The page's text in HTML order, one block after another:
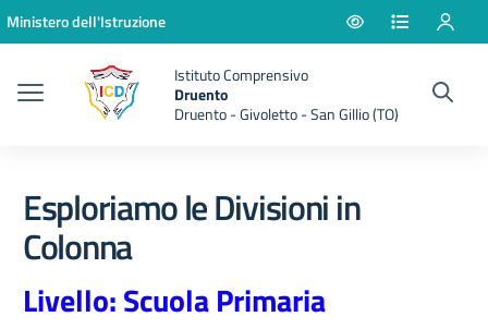
Vai ai contenuti
Vai al menu di navigazione
Vai al footer
Ministero dell'Istruzione
Istituto Comprensivo
Druento
Druento - Givoletto - San Gillio (TO)
Esploriamo le Divisioni in
Colonna
Livello: Scuola Primaria